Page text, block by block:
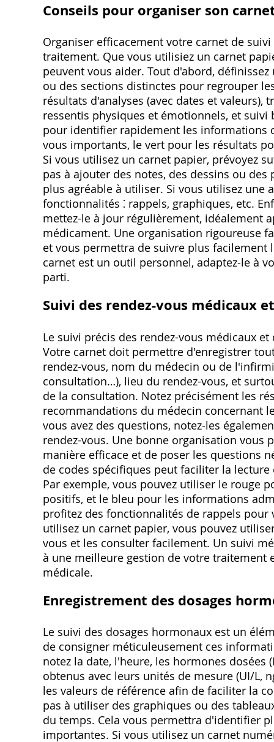
Conseils pour organiser son
Organiser efficacement votre carnet de
traitement. Que vous utilisiez un carnet
peuvent vous aider. Tout d'abord,
ou des sections distinctes pour regrouper
résultats d'analyses (avec dates et valeurs),
ressentis physiques et émotionnels, et
pour identifier rapidement les informations
vous importants, le vert pour les résultats
Si vous utilisez un carnet papier, prévoyez
pas à ajouter des notes, des dessins ou
plus agréable à utiliser. Si vous utilisez
fonctionnalités ⁚ rappels, graphiques, etc.
mettez-le à jour régulièrement, idéalement
médicament. Une organisation rigoureuse
et vous permettra de suivre plus
carnet est un outil personnel, adaptez-le à
parti.
Suivi des rendez-vous médicaux
Le suivi précis des rendez-vous médicaux
Votre carnet doit permettre d'enregistrer
rendez-vous, nom du médecin ou de
consultation…), lieu du rendez-vous, et
de la consultation. Notez précisément les
recommandations du médecin concernant
vous avez des questions, notez-les
rendez-vous. Une bonne organisation
manière efficace et de poser les questions
de codes spécifiques peut faciliter la
Par exemple, vous pouvez utiliser le rouge
positifs, et le bleu pour les informations
profitez des fonctionnalités de rappels pour
utilisez un carnet papier, vous pouvez
vous et les consulter facilement. Un suivi
à une meilleure gestion de votre
médicale.
Enregistrement des dosages
Le suivi des dosages hormonaux est un
de consigner méticuleusement ces
notez la date, l'heure, les hormones
obtenus avec leurs unités de mesure (UI/L,
les valeurs de référence afin de faciliter la
pas à utiliser des graphiques ou des
du temps. Cela vous permettra d'identifier
importantes. Si vous utilisez un carnet